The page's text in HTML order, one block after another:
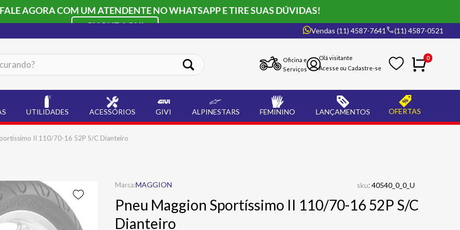
AGORA COM UM ATENDENTE NO WHATSAPP E TIRE SUAS DÚVIDAS!
CLIQUE AQUI
Vendas (11) 4587-7641 (11) 4587-0521
Oficina e
Serviços
0
UTILIDADES ACESSÓRIOS GIVI ALPINESTARS FEMININO LANÇAMENTOS OFERTAS
II 110/70-16 52P S/C Dianteiro
MAGGION sku: 40540_0_0_U
Pneu Maggion Sportíssimo II 110/70-16 52P S/C
Dianteiro